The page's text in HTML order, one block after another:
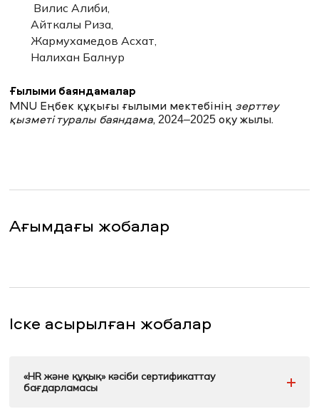
Вилис Алиби,
Айткалы Риза,
Жармухамедов Асхат,
Налихан Балнур
Ғылыми баяндамалар
MNU Еңбек құқығы ғылыми мектебінің зерттеу
қызметі туралы баяндама, 2024–2025 оқу жылы.
Ағымдағы жобалар
Іске асырылған жобалар
«HR және құқық» кәсіби сертификаттау
бағдарламасы